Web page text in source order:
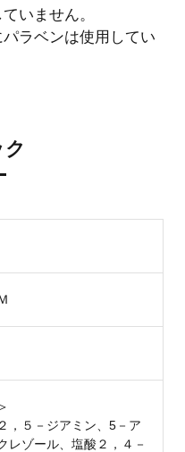
いません。
ラベンは使用してい
，５－ジアミン、5－ア
レゾール、塩酸２，４－